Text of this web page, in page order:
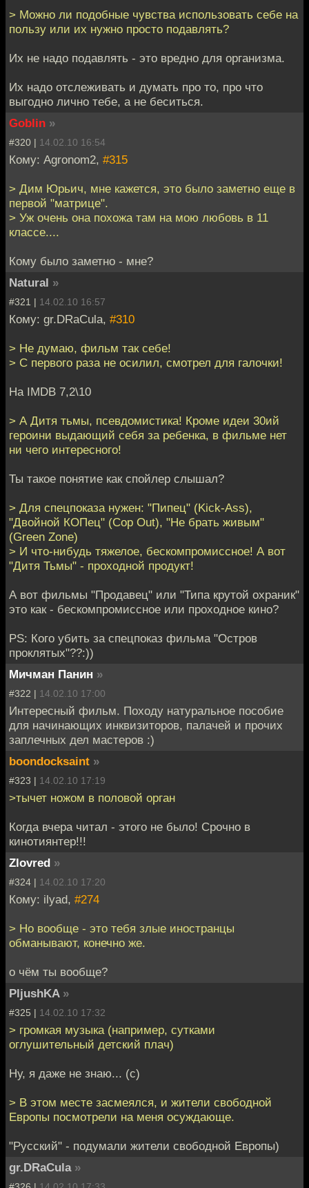
> Можно ли подобные чувства использовать себе на
пользу или их нужно просто подавлять?
Их не надо подавлять - это вредно для организма.
Их надо отслеживать и думать про то, про что
выгодно лично тебе, а не беситься.
Goblin »
#320 | 14.02.10 16:54
Кому: Agronom2, #315
> Дим Юрьич, мне кажется, это было заметно еще в
первой "матрице".
> Уж очень она похожа там на мою любовь в 11
классе....
Кому было заметно - мне?
Natural »
#321 | 14.02.10 16:57
Кому: gr.DRaCula, #310
> Не думаю, фильм так себе!
> С первого раза не осилил, смотрел для галочки!
На IMDB 7,2\10
> А Дитя тьмы, псевдомистика! Кроме идеи 30ий
героини выдающий себя за ребенка, в фильме нет
ни чего интересного!
Ты такое понятие как спойлер слышал?
> Для спецпоказа нужен: "Пипец" (Kick-Ass),
"Двойной КОПец" (Cop Out), "Не брать живым"
(Green Zone)
> И что-нибудь тяжелое, бескомпромиссное! А вот
"Дитя Тьмы" - проходной продукт!
А вот фильмы "Продавец" или "Типа крутой охраник"
это как - бескомпромиссное или проходное кино?
PS: Кого убить за спецпоказ фильма "Остров
проклятых"??:))
Мичман Панин »
#322 | 14.02.10 17:00
Интересный фильм. Походу натуральное пособие
для начинающих инквизиторов, палачей и прочих
заплечных дел мастеров :)
boondocksaint »
#323 | 14.02.10 17:19
>тычет ножом в половой орган
Когда вчера читал - этого не было! Срочно в
кинотиянтер!!!
Zlovred »
#324 | 14.02.10 17:20
Кому: ilyad, #274
> Но вообще - это тебя злые иностранцы
обманывают, конечно же.
о чём ты вообще?
PljushKA »
#325 | 14.02.10 17:32
> громкая музыка (например, сутками
оглушительный детский плач)
Ну, я даже не знаю... (с)
> В этом месте засмеялся, и жители свободной
Европы посмотрели на меня осуждающе.
"Русский" - подумали жители свободной Европы)
gr.DRaCula »